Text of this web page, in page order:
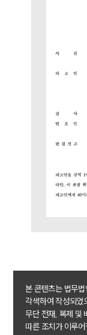
본 콘텐츠는 법무
각색하여 작성되었
무단 전재, 복제 및
따른 조치가 이루어